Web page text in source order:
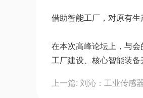
借助智能工厂，对原有
在本次高峰论坛上，与
工厂建设、核心智能装
navigation